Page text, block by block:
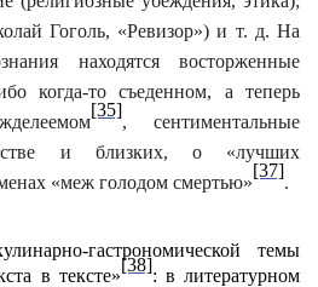
Гоголь, «Ревизор») и т. д. На
находятся восторженные
когда-то съеденном, а теперь
[35]
, сентиментальные
и близких, о «лучших
«меж голодом смертью»
[37]
.
гастрономической темы
в тексте»
[38]
: в литературном